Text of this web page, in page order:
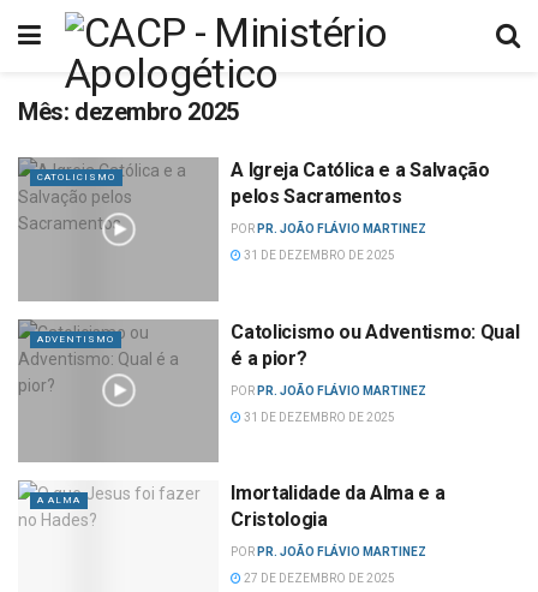
Mês: dezembro 2025
CATOLICISMO
A Igreja Católica e a Salvação
pelos Sacramentos
POR PR. JOÃO FLÁVIO MARTINEZ
31 DE DEZEMBRO DE 2025
ADVENTISMO
Catolicismo ou Adventismo: Qual
é a pior?
POR PR. JOÃO FLÁVIO MARTINEZ
31 DE DEZEMBRO DE 2025
A ALMA
Imortalidade da Alma e a
Cristologia
POR PR. JOÃO FLÁVIO MARTINEZ
27 DE DEZEMBRO DE 2025